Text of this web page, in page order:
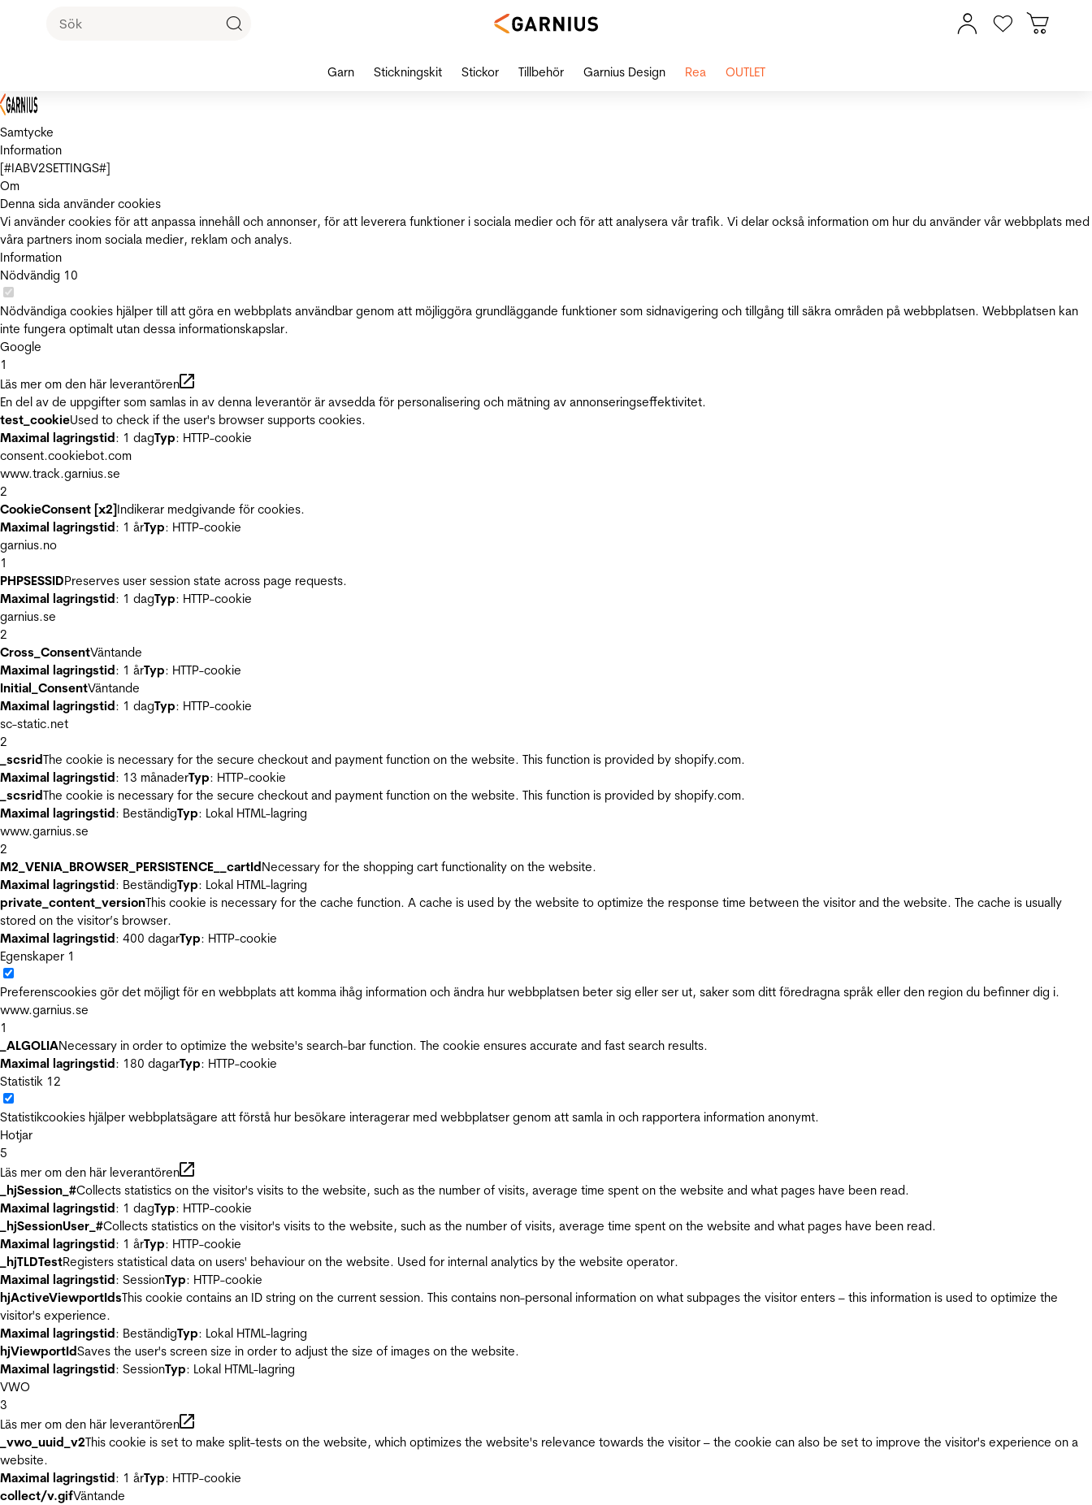
Samtycke
Information
[#IABV2SETTINGS#]
Om
Denna sida använder cookies
Vi använder cookies för att anpassa innehåll och annonser, för att leverera funktioner i sociala medier och för att analysera vår trafik. Vi delar också information om hur du använder vår webbplats med
våra partners inom sociala medier, reklam och analys.
Information
Nödvändig 10
Nödvändiga cookies hjälper till att göra en webbplats användbar genom att möjliggöra grundläggande funktioner som sidnavigering och tillgång till säkra områden på webbplatsen. Webbplatsen kan
inte fungera optimalt utan dessa informationskapslar.
Google
1
Läs mer om den här leverantören
En del av de uppgifter som samlas in av denna leverantör är avsedda för personalisering och mätning av annonseringseffektivitet.
test_cookieUsed to check if the user's browser supports cookies.
Maximal lagringstid: 1 dagTyp: HTTP-cookie
consent.cookiebot.com
www.track.garnius.se
2
CookieConsent [x2]Indikerar medgivande för cookies.
Maximal lagringstid: 1 årTyp: HTTP-cookie
garnius.no
1
PHPSESSIDPreserves user session state across page requests.
Maximal lagringstid: 1 dagTyp: HTTP-cookie
garnius.se
2
Cross_ConsentVäntande
Maximal lagringstid: 1 årTyp: HTTP-cookie
Initial_ConsentVäntande
Maximal lagringstid: 1 dagTyp: HTTP-cookie
sc-static.net
2
_scsridThe cookie is necessary for the secure checkout and payment function on the website. This function is provided by shopify.com.
Maximal lagringstid: 13 månaderTyp: HTTP-cookie
_scsridThe cookie is necessary for the secure checkout and payment function on the website. This function is provided by shopify.com.
Maximal lagringstid: BeständigTyp: Lokal HTML-lagring
www.garnius.se
2
M2_VENIA_BROWSER_PERSISTENCE__cartIdNecessary for the shopping cart functionality on the website.
Maximal lagringstid: BeständigTyp: Lokal HTML-lagring
private_content_versionThis cookie is necessary for the cache function. A cache is used by the website to optimize the response time between the visitor and the website. The cache is usually
stored on the visitor’s browser.
Maximal lagringstid: 400 dagarTyp: HTTP-cookie
Egenskaper 1
Preferenscookies gör det möjligt för en webbplats att komma ihåg information och ändra hur webbplatsen beter sig eller ser ut, saker som ditt föredragna språk eller den region du befinner dig i.
www.garnius.se
1
_ALGOLIANecessary in order to optimize the website's search-bar function. The cookie ensures accurate and fast search results.
Maximal lagringstid: 180 dagarTyp: HTTP-cookie
Statistik 12
Statistikcookies hjälper webbplatsägare att förstå hur besökare interagerar med webbplatser genom att samla in och rapportera information anonymt.
Hotjar
5
Läs mer om den här leverantören
_hjSession_#Collects statistics on the visitor's visits to the website, such as the number of visits, average time spent on the website and what pages have been read.
Maximal lagringstid: 1 dagTyp: HTTP-cookie
_hjSessionUser_#Collects statistics on the visitor's visits to the website, such as the number of visits, average time spent on the website and what pages have been read.
Maximal lagringstid: 1 årTyp: HTTP-cookie
_hjTLDTestRegisters statistical data on users' behaviour on the website. Used for internal analytics by the website operator.
Maximal lagringstid: SessionTyp: HTTP-cookie
hjActiveViewportIdsThis cookie contains an ID string on the current session. This contains non-personal information on what subpages the visitor enters – this information is used to optimize the
visitor's experience.
Maximal lagringstid: BeständigTyp: Lokal HTML-lagring
hjViewportIdSaves the user's screen size in order to adjust the size of images on the website.
Maximal lagringstid: SessionTyp: Lokal HTML-lagring
VWO
3
Läs mer om den här leverantören
_vwo_uuid_v2This cookie is set to make split-tests on the website, which optimizes the website's relevance towards the visitor – the cookie can also be set to improve the visitor's experience on a
website.
Maximal lagringstid: 1 årTyp: HTTP-cookie
collect/v.gifVäntande
Garn Stickningskit Stickor Tillbehör Garnius Design Rea OUTLET